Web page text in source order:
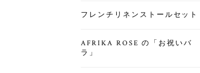
フレンチリネンストールセット
AFRIKA ROSE の「お祝いバ
ラ」